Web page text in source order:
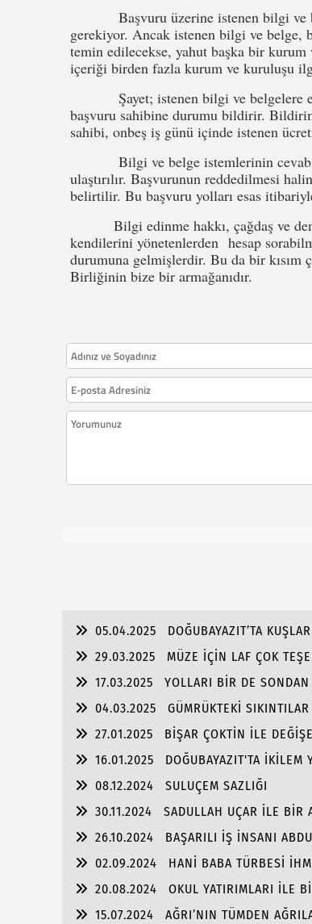
Başvuru üzerine istenen bilgi ve
gerekiyor. Ancak istenen bilgi ve
temin edilecekse, yahut başka bir
içeriği birden fazla kurum ve kuruluşu
Şayet; istenen bilgi ve belgelere
başvuru sahibine durumu bildirir.
sahibi, onbeş iş günü içinde istenen
Bilgi ve belge istemlerinin cevabı,
ulaştırılır. Başvurunun reddedilmesi
belirtilir. Bu başvuru yolları esas
Bilgi edinme hakkı, çağdaş ve
kendilerini yönetenlerden hesap
durumuna gelmişlerdir. Bu da bir
Birliğinin bize bir armağanıdır.
05.04.2025
DOĞUBAYAZIT’TA
29.03.2025
MÜZE İÇİN LAF ÇOK
17.03.2025
YOLLARI BİR DE
04.03.2025
GÜMRÜKTEKİ
27.01.2025
BİŞAR ÇOKTİN İLE
16.01.2025
DOĞUBAYAZIT'TA İKİLEM
08.12.2024
SULUÇEM SAZLIĞI
30.11.2024
SADULLAH UÇAR İLE BİR
26.10.2024
BAŞARILI İŞ İNSANI
02.09.2024
HANİ BABA TÜRBESİ
20.08.2024
OKUL YATIRIMLARI İLE
15.07.2024 AĞRI’NIN TÜMDEN